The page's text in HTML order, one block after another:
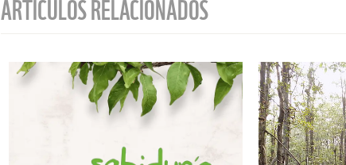
ARTÍCULOS RELACIONADOS